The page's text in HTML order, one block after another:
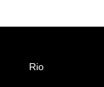
Rio